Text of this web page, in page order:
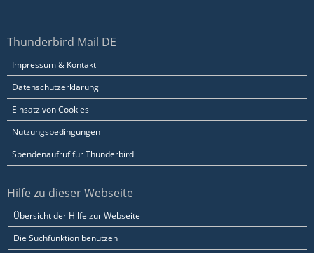
Thunderbird Mail DE
Impressum & Kontakt
Datenschutzerklärung
Einsatz von Cookies
Nutzungsbedingungen
Spendenaufruf für Thunderbird
Hilfe zu dieser Webseite
Übersicht der Hilfe zur Webseite
Die Suchfunktion benutzen